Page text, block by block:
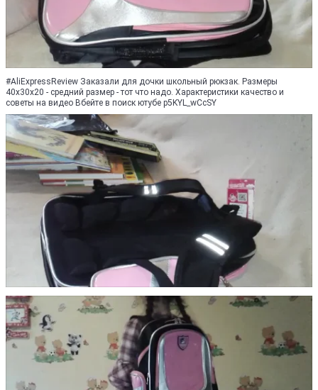
#AliExpressReview Заказали для дочки школьный рюкзак. Размеры
40х30х20 - средний размер - тот что надо. Характеристики качество и
советы на видео Вбейте в поиск ютубе p5KYL_wCcSY